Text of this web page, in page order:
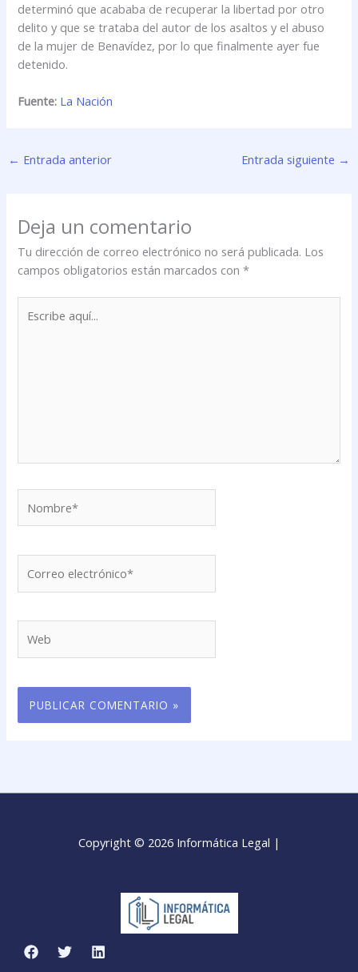
determinó que acababa de recuperar la libertad por otro
delito y que se trataba del autor de los asaltos y el abuso
de la mujer de Benavídez, por lo que finalmente ayer fue
detenido.
Fuente: La Nación
← Entrada anterior Entrada siguiente →
Deja un comentario
Tu dirección de correo electrónico no será publicada. Los
campos obligatorios están marcados con*
aquí...
electrónico*
Copyright © 2026 Informática Legal |